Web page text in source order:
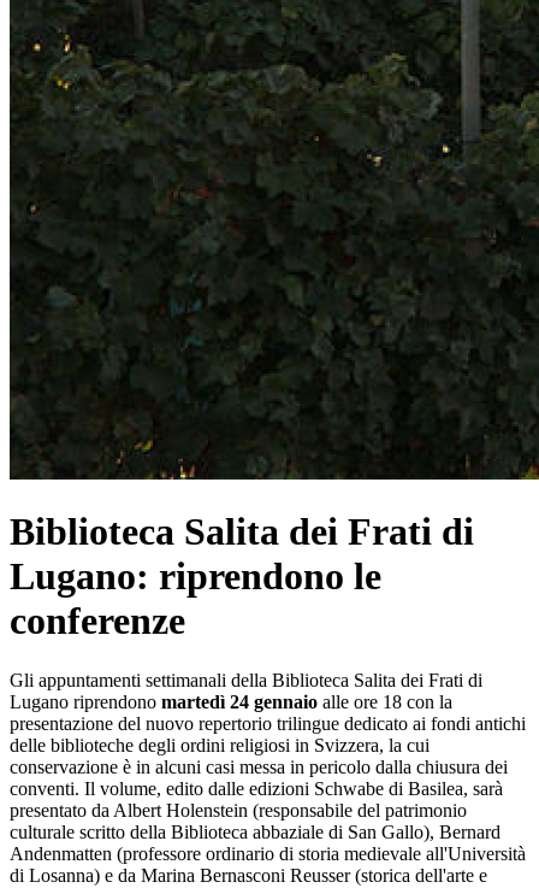
Biblioteca Salita dei Frati di
Lugano: riprendono le
conferenze
Gli appuntamenti settimanali della Biblioteca Salita dei Frati di
Lugano riprendono martedì 24 gennaio alle ore 18 con la
presentazione del nuovo repertorio trilingue dedicato ai fondi antichi
delle biblioteche degli ordini religiosi in Svizzera, la cui
conservazione è in alcuni casi messa in pericolo dalla chiusura dei
conventi. Il volume, edito dalle edizioni Schwabe di Basilea, sarà
presentato da Albert Holenstein (responsabile del patrimonio
culturale scritto della Biblioteca abbaziale di San Gallo), Bernard
Andenmatten (professore ordinario di storia medievale all'Università
di Losanna) e da Marina Bernasconi Reusser (storica dell'arte e